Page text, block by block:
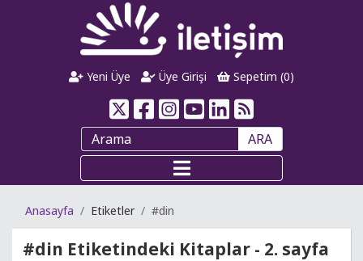
Yeni Üye Üye Girişi Sepetim (0)
ARA
Anasayfa Etiketler #din
#din Etiketindeki Kitaplar - 2. sayfa